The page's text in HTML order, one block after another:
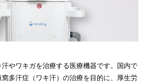
汗やワキガを治療する医療機器です。国内で
多汗症（ワキ汗）の治療を目的に、厚生労